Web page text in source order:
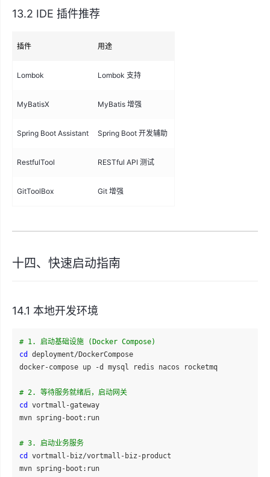
13.2 IDE 插件推荐
插件 用途
Lombok Lombok 支持
MyBatisX MyBatis 增强
Spring Boot Assistant Spring Boot 开发辅助
RestfulTool RESTful API 测试
GitToolBox Git 增强
十四、快速启动指南
14.1 本地开发环境
# 1. 启动基础设施 (Docker Compose)
cd
deployment/DockerCompose
docker-compose up -d mysql redis nacos rocketmq
# 2. 等待服务就绪后，启动网关
cd
vortmall-gateway
mvn spring-boot:run
# 3. 启动业务服务
cd
vortmall-biz/vortmall-biz-product